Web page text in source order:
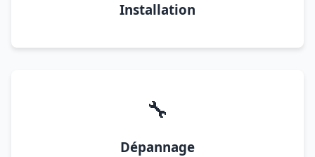
Installation
🔧
Dépannage